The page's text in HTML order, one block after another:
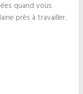
quand vous
près à travailler.